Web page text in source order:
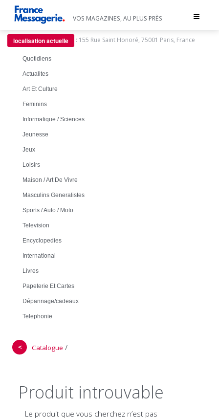
Toggle
VOS MAGAZINES, AU PLUS PRÈS
localisation actuelle : 155 Rue Saint Honoré, 75001 Paris, France
Quotidiens
Actualites
Art Et Culture
Feminins
Informatique / Sciences
Jeunesse
Jeux
Loisirs
Maison / Art De Vivre
Masculins Generalistes
Sports / Auto / Moto
Television
Encyclopedies
International
Livres
Papeterie Et Cartes
Dépannage/cadeaux
Telephonie
＜ Catalogue /
Produit introuvable
Le produit que vous cherchez n’est pas